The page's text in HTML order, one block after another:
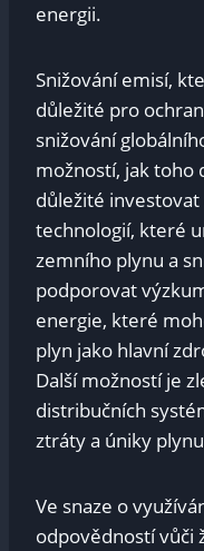
⁢energii.
Snižování emisí,‌
důležité pro
snižování
možností, jak toho
důležité
technologií, které
zemního​ plynu a
podporovat
energie, které
plyn jako ⁢hlavní
Další ⁤možností je
distribučních
ztráty a úniky
Ve snaze o
⁣odpovědností⁤ vůči